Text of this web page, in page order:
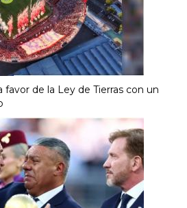
favor de la Ley de Tierras con un